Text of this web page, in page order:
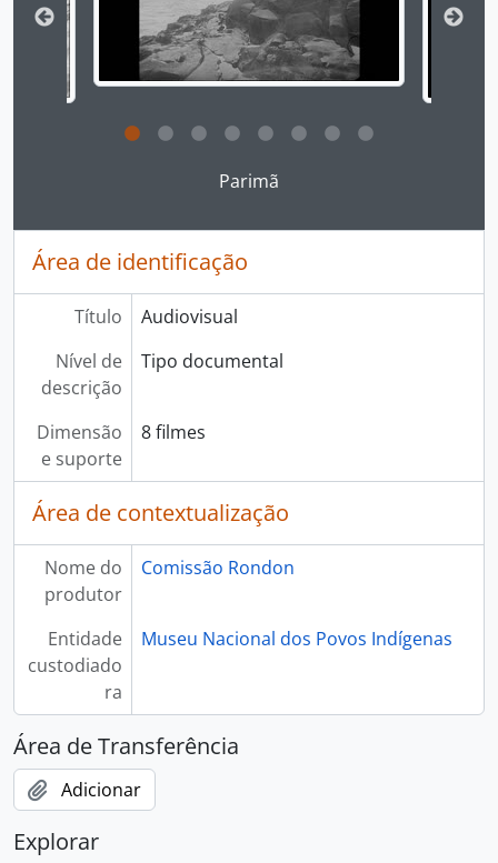
Parimã
Área de identificação
Título
Audiovisual
Nível de
descrição
Tipo documental
Dimensão
e suporte
8 filmes
Área de contextualização
Nome do
produtor
Comissão Rondon
Entidade
custodiado
ra
Museu Nacional dos Povos Indígenas
Área de Transferência
Adicionar
Explorar